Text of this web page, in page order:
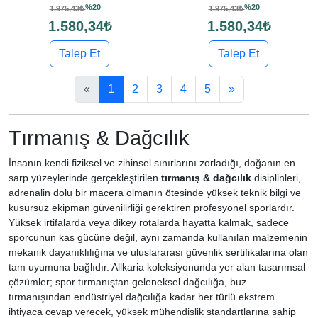
1.975,43₺%20
1.580,34₺
Talep Et
1.975,43₺%20
1.580,34₺
Talep Et
« 1 2 3 4 5 »
Tırmanış & Dağcılık
İnsanın kendi fiziksel ve zihinsel sınırlarını zorladığı, doğanın en
sarp yüzeylerinde gerçekleştirilen tırmanış & dağcılık disiplinleri,
adrenalin dolu bir macera olmanın ötesinde yüksek teknik bilgi ve
kusursuz ekipman güvenilirliği gerektiren profesyonel sporlardır.
Yüksek irtifalarda veya dikey rotalarda hayatta kalmak, sadece
sporcunun kas gücüne değil, aynı zamanda kullanılan malzemenin
mekanik dayanıklılığına ve uluslararası güvenlik sertifikalarına olan
tam uyumuna bağlıdır. Allkaria koleksiyonunda yer alan tasarımsal
çözümler; spor tırmanıştan geleneksel dağcılığa, buz
tırmanışından endüstriyel dağcılığa kadar her türlü ekstrem
ihtiyaca cevap verecek, yüksek mühendislik standartlarına sahip